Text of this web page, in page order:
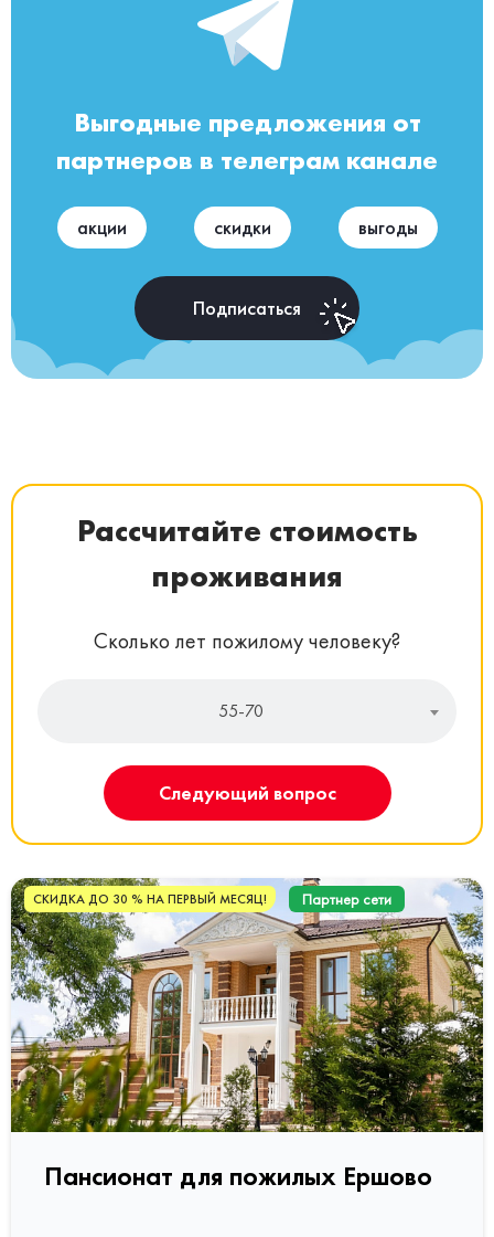
Выгодные предложения от
партнеров в телеграм канале
акции скидки выгоды
Подписаться
Рассчитайте стоимость
проживания
Сколько лет пожилому человеку?
55-70
Следующий вопрос
СКИДКА ДО 30 % НА ПЕРВЫЙ МЕСЯЦ! Партнер сети
Пансионат для пожилых Ершово